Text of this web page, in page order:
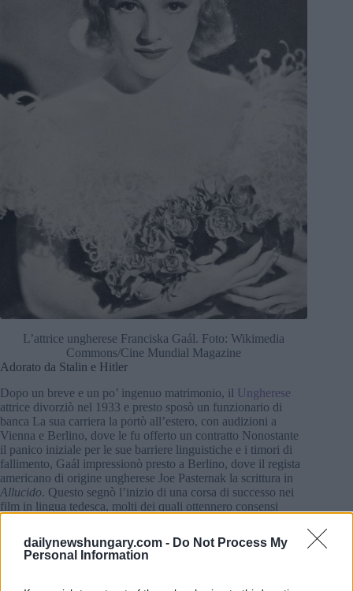
dailynewshungary.com - Do Not Process My
Personal Information
L’attrice ungherese Franciska Gaál. Foto: Wikimedia
Commons/Cine Mundial Magazine
Adorato da Stalin e Hitler
Dopo un breve e un po’ ingenuo matrimonio, il Ungherese
attrice divorziò nel 1933 e presto sposò un funzionario di
banca La sua carriera la portò all’estero, con audizioni a
Vienna e Berlino, dove le fu offerto un contratto Nonostante
il panico iniziale per le sue barriere linguistiche e i timori di
fallimento, Gaál impressionò presto a Berlino, dove il regista
americano di origine ungherese Joe Pasternak la scrittura in
Allucido. Questo segnò l’inizio di una corsa di successo nei
film in lingua tedesca, molti dei quali ottennero consensi
Sovietica, si formò quindi una situazione strana: sia Stalin che
Hitler ammiravano il suo lavoro Presumibilmente, Hitler disse